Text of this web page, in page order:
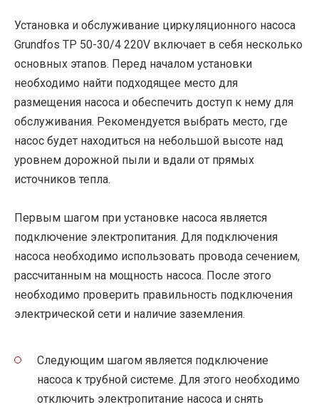
Установка и обслуживание циркуляционного насоса
Grundfos TP 50-30/4 220V включает в себя несколько
основных этапов. Перед началом установки
необходимо найти подходящее место для
размещения насоса и обеспечить доступ к нему для
обслуживания. Рекомендуется выбрать место, где
насос будет находиться на небольшой высоте над
уровнем дорожной пыли и вдали от прямых
источников тепла.
Первым шагом при установке насоса является
подключение электропитания. Для подключения
насоса необходимо использовать провода сечением,
рассчитанным на мощность насоса. После этого
необходимо проверить правильность подключения
электрической сети и наличие заземления.
Следующим шагом является подключение
насоса к трубной системе. Для этого необходимо
отключить электропитание насоса и снять